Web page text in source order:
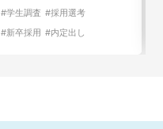
#学生調査 #採用選考
#新卒採用 #内定出し